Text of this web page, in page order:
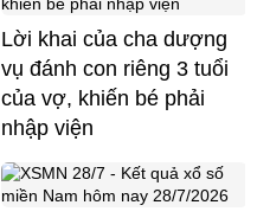
Lời khai của cha dượng
vụ đánh con riêng 3 tuổi
của vợ, khiến bé phải
nhập viện